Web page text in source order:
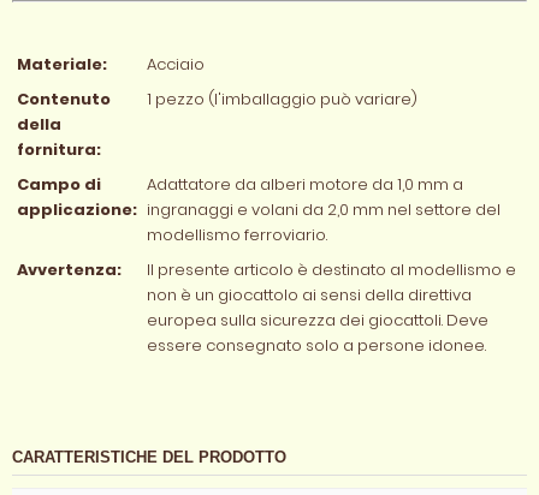
Materiale:
Acciaio
Contenuto
della
fornitura:
1 pezzo (l'imballaggio può variare)
Campo di
applicazione:
Adattatore da alberi motore da 1,0 mm a
ingranaggi e volani da 2,0 mm nel settore del
modellismo ferroviario.
Avvertenza:
Il presente articolo è destinato al modellismo e
non è un giocattolo ai sensi della direttiva
europea sulla sicurezza dei giocattoli. Deve
essere consegnato solo a persone idonee.
CARATTERISTICHE DEL PRODOTTO